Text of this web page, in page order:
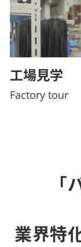
工場見学
Factory tour
「
業界特